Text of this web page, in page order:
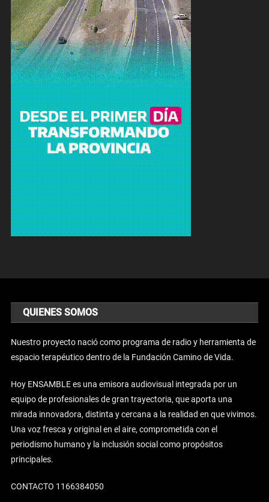
QUIENES SOMOS
Nuestro proyecto nació como programa de radio y herramienta de
espacio terapéutico dentro de la Fundación Camino de Vida.
Hoy ENSAMBLE es una emisora audiovisual integrada por un
equipo de profesionales de gran trayectoria, que aporta una
mirada innovadora, distinta y cercana a la realidad en que vivimos.
Una voz fresca y original en el aire, comprometida con el
periodismo humano y la inclusión social como propósitos
principales.
CONTACTO 1166384050